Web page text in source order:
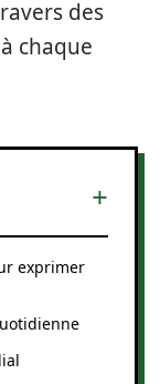
des
chaque
exprimer